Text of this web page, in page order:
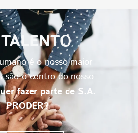
é o nosso maior
são o centro do nosso
fazer parte de S.A.
PRODER?